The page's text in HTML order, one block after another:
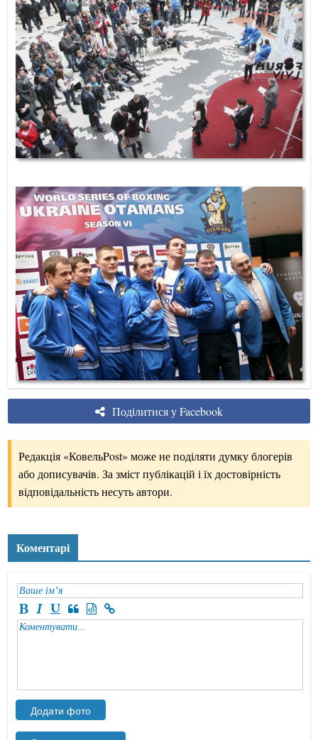
Поділитися у Facebook
Редакція «КовельPost» може не поділяти думку блогерів
або дописувачів. За зміст публікацій і їх достовірність
відповідальність несуть автори.
Коментарі